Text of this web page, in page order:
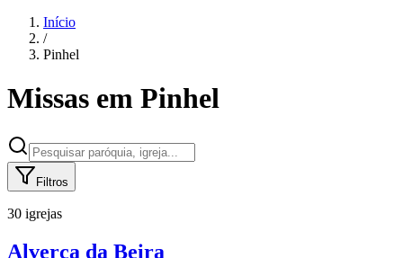
Início
/
Pinhel
Missas em Pinhel
Filtros
30 igrejas
Alverca da Beira